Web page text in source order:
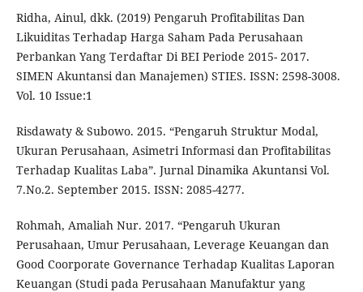
Ridha, Ainul, dkk. (2019) Pengaruh Profitabilitas Dan
Likuiditas Terhadap Harga Saham Pada Perusahaan
Perbankan Yang Terdaftar Di BEI Periode 2015- 2017.
SIMEN Akuntansi dan Manajemen) STIES. ISSN: 2598-3008.
Vol. 10 Issue:1
Risdawaty & Subowo. 2015. “Pengaruh Struktur Modal,
Ukuran Perusahaan, Asimetri Informasi dan Profitabilitas
Terhadap Kualitas Laba”. Jurnal Dinamika Akuntansi Vol.
7.No.2. September 2015. ISSN: 2085-4277.
Rohmah, Amaliah Nur. 2017. “Pengaruh Ukuran
Perusahaan, Umur Perusahaan, Leverage Keuangan dan
Good Coorporate Governance Terhadap Kualitas Laporan
Keuangan (Studi pada Perusahaan Manufaktur yang